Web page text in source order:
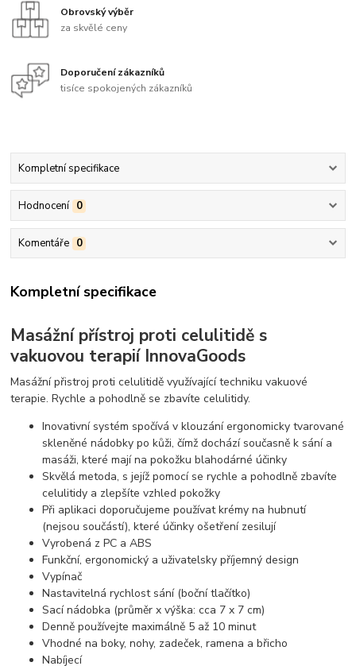
Obrovský výběr
za skvělé ceny
Doporučení zákazníků
tisíce spokojených zákazníků
Kompletní specifikace
Hodnocení 0
Komentáře 0
Kompletní specifikace
Masážní přístroj proti celulitidě s
vakuovou terapií InnovaGoods
Masážní přistroj proti celulitidě využívající techniku vakuové
terapie. Rychle a pohodlně se zbavíte celulitidy.
Inovativní systém spočívá v klouzání ergonomicky tvarované
skleněné nádobky po kůži, čímž dochází současně k sání a
masáži, které mají na pokožku blahodárné účinky
Skvělá metoda, s jejíž pomocí se rychle a pohodlně zbavíte
celulitidy a zlepšíte vzhled pokožky
Při aplikaci doporučujeme používat krémy na hubnutí
(nejsou součástí), které účinky ošetření zesilují
Vyrobená z PC a ABS
Funkční, ergonomický a uživatelsky příjemný design
Vypínač
Nastavitelná rychlost sání (boční tlačítko)
Sací nádobka (průměr x výška: cca 7 x 7 cm)
Denně používejte maximálně 5 až 10 minut
Vhodné na boky, nohy, zadeček, ramena a břicho
Nabíjecí